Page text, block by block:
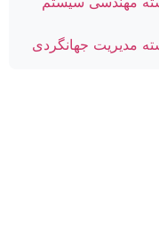
مدیریت جهانگردی